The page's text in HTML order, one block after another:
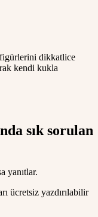
dikkatlice
kendi kukla
sık sorulan
yanıtlar.
ücretsiz yazdırılabilir